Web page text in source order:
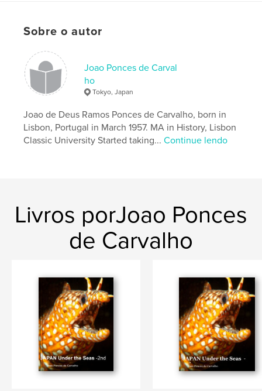
Capa dura, Sobrecapa: 9780464756422
IdiomaEnglish
Palavras-chavee
Sobre o autor
Joao Ponces de Carval
ho
Tokyo, Japan
Joao de Deus Ramos Ponces de Carvalho, born in
Lisbon, Portugal in March 1957. MA in History, Lisbon
Classic University Started taking...Continue lendo
Livros porJoao Ponces
de Carvalho